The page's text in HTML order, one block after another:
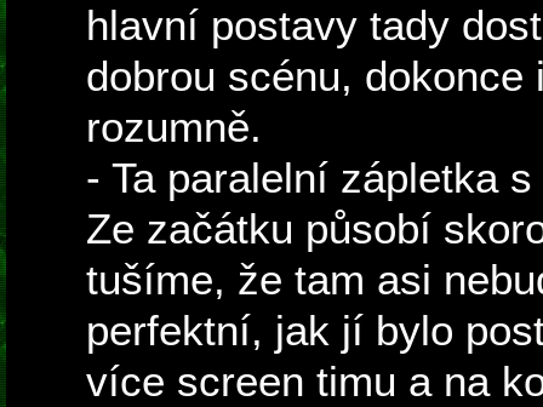
hlavní postavy tady
dobrou scénu, dokonce
rozumně.
- Ta paralelní zápletka
Ze začátku působí
tušíme, že tam asi
perfektní, jak jí bylo
více screen timu a na